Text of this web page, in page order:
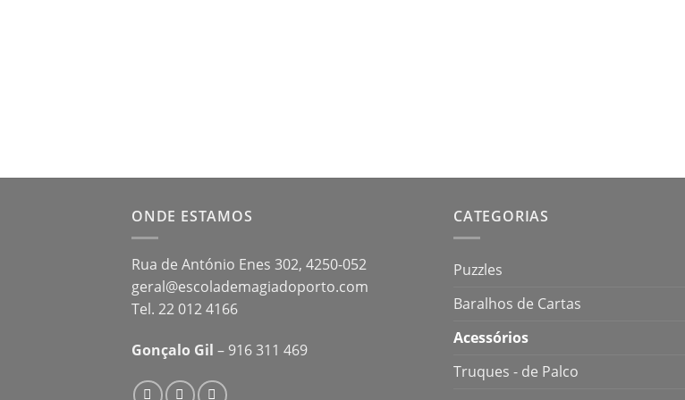
ONDE ESTAMOS
Rua de António Enes 302, 4250-052
geral@escolademagiadoporto.com
Tel. 22 012 4166
Gonçalo Gil – 916 311 469
CATEGORIAS
Puzzles
Baralhos de Cartas
Acessórios
Truques - de Palco